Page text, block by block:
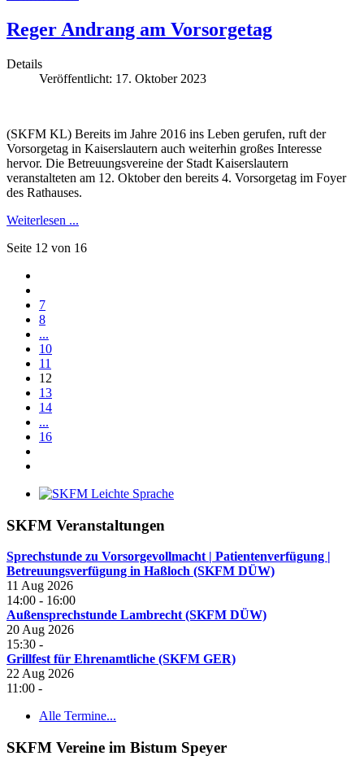
Reger Andrang am Vorsorgetag
Details
Veröffentlicht: 17. Oktober 2023
(SKFM KL) Bereits im Jahre 2016 ins Leben gerufen, ruft der
Vorsorgetag in Kaiserslautern auch weiterhin großes Interesse
hervor. Die Betreuungsvereine der Stadt Kaiserslautern
veranstalteten am 12. Oktober den bereits 4. Vorsorgetag im Foyer
des Rathauses.
Weiterlesen ...
Seite 12 von 16
7
8
...
10
11
12
13
14
...
16
SKFM Veranstaltungen
Sprechstunde zu Vorsorgevollmacht | Patientenverfügung |
Betreuungsverfügung in Haßloch (SKFM DÜW)
11 Aug 2026
14:00 - 16:00
Außensprechstunde Lambrecht (SKFM DÜW)
20 Aug 2026
15:30 -
Grillfest für Ehrenamtliche (SKFM GER)
22 Aug 2026
11:00 -
Alle Termine...
SKFM Vereine im Bistum Speyer